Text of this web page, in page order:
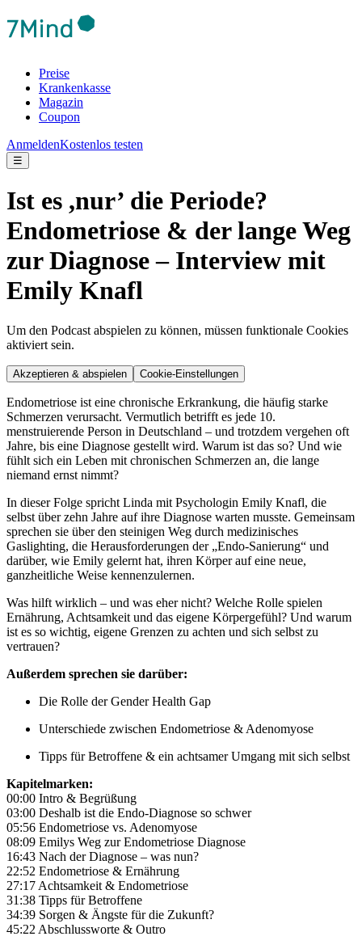
Preise
Krankenkasse
Magazin
Coupon
AnmeldenKostenlos testen
☰
Ist es ,nur’ die Periode?
Endometriose & der lange Weg
zur Diagnose – Interview mit
Emily Knafl
Um den Podcast abspielen zu können, müssen funktionale Cookies
aktiviert sein.
Akzeptieren & abspielen Cookie-Einstellungen
Endometriose ist eine chronische Erkrankung, die häufig starke
Schmerzen verursacht. Vermutlich betrifft es jede 10.
menstruierende Person in Deutschland – und trotzdem vergehen oft
Jahre, bis eine Diagnose gestellt wird. Warum ist das so? Und wie
fühlt sich ein Leben mit chronischen Schmerzen an, die lange
niemand ernst nimmt?
In dieser Folge spricht Linda mit Psychologin Emily Knafl, die
selbst über zehn Jahre auf ihre Diagnose warten musste. Gemeinsam
sprechen sie über den steinigen Weg durch medizinisches
Gaslighting, die Herausforderungen der „Endo-Sanierung“ und
darüber, wie Emily gelernt hat, ihren Körper auf eine neue,
ganzheitliche Weise kennenzulernen.
Was hilft wirklich – und was eher nicht? Welche Rolle spielen
Ernährung, Achtsamkeit und das eigene Körpergefühl? Und warum
ist es so wichtig, eigene Grenzen zu achten und sich selbst zu
vertrauen?
Außerdem sprechen sie darüber:
Die Rolle der Gender Health Gap
Unterschiede zwischen Endometriose & Adenomyose
Tipps für Betroffene & ein achtsamer Umgang mit sich selbst
Kapitelmarken:
00:00 Intro & Begrüßung
03:00 Deshalb ist die Endo-Diagnose so schwer
05:56 Endometriose vs. Adenomyose
08:09 Emilys Weg zur Endometriose Diagnose
16:43 Nach der Diagnose – was nun?
22:52 Endometriose & Ernährung
27:17 Achtsamkeit & Endometriose
31:38 Tipps für Betroffene
34:39 Sorgen & Ängste für die Zukunft?
45:22 Abschlussworte & Outro